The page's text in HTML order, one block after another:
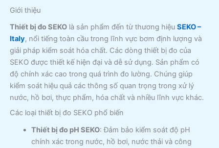
Giới thiệu
Thiết bị đo SEKO là sản phẩm đến từ thương hiệu SEKO –
Italy, nổi tiếng toàn cầu trong lĩnh vực bơm định lượng và
giải pháp kiểm soát hóa chất. Các dòng thiết bị đo của
SEKO được thiết kế hiện đại và dễ sử dụng. Sản phẩm có
độ chính xác cao trong quá trình đo lường. Chúng giúp
kiểm soát hiệu quả các thông số quan trọng trong xử lý
nước, hồ bơi, thực phẩm, hóa chất và nhiều lĩnh vực khác.
Các loại thiết bị đo SEKO phổ biến
Thiết bị đo pH SEKO: Đảm bảo kiểm soát độ pH
chính xác trong nước, hồ bơi, nước thải và công